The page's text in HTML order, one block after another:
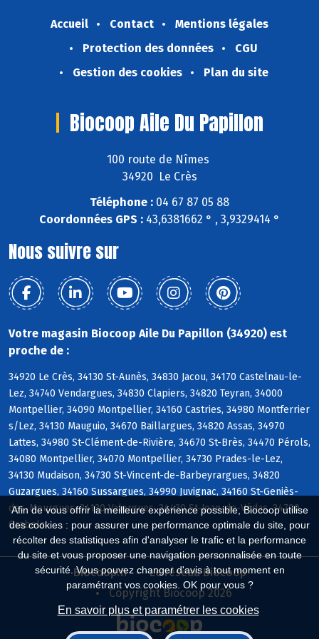
Afin de vous offrir la meilleure expérience possible, Biocoop utilise
des cookies : pour assurer une performance optimale du site, pour
récolter des statistiques afin d'analyser le trafic et la performance
du site et vous proposer une navigation personnalisée en toute
sécurité. Vous pouvez changer d'avis à tout moment en
paramétrant vos cookies. OK pour vous ?
En savoir plus et paramétrer les cookies
Accueil Contact
Mentions légales
Protection des données
CGU
Gestion des cookies
Plan du site
Biocoop Aile Du Papillon
100 route de Nîmes
34920 Le Crès
Téléphone : 04 67 87 05 88
Coordonnées GPS : 43,6381662 ° , 3,9329414 °
Nous suivre sur
Votre magasin Biocoop Aile Du Papillon (34920) est
proche de :
34920 Le Crès, 34130 St-Aunès, 34830 Jacou, 34170 Castelnau-le-
Lez, 34740 Vendargues, 34830 Clapiers, 34820 Teyran, 34000
Montpellier, 34090 Montpellier, 34160 Castries, 34980 Montferrier
s/Lez, 34130 Mauguio, 34670 Baillargues, 34820 Assas, 34970
Lattes, 34980 St-Clément-de-Rivière, 34670 St-Brès, 34470 Pérols,
34080 Montpellier, 34070 Montpellier, 34730 Prades-le-Lez,
34130 Mudaison, 34730 St-Vincent-de-Barbeyrargues, 34820
Guzargues, 34160 Sussargues, 34990 Juvignac, 34160 St-Geniès-
des-Mourgues, 34130 Valergues, 34430 St-Jean-de-Védas, 34790
Grabels
Biocoop.fr
Le réseau Biocoop
Copyright Biocoop 2026